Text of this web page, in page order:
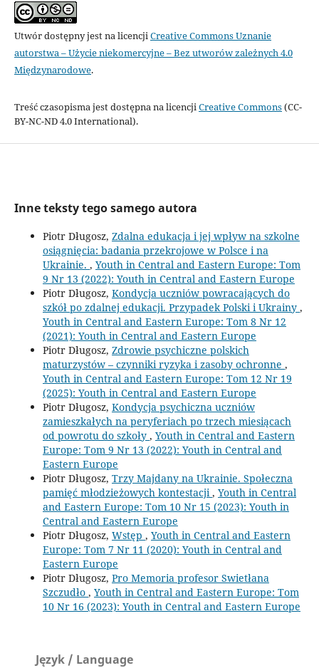
Utwór dostępny jest na licencjiCreative Commons Uznanie
autorstwa – Użycie niekomercyjne – Bez utworów zależnych 4.0
Międzynarodowe.
Treść czasopisma jest dostępna na licencjiCreative Commons(CC-
BY-NC-ND 4.0 International).
Inne teksty tego samego autora
Piotr Długosz, Zdalna edukacja i jej wpływ na szkolne
osiągnięcia: badania przekrojowe w Polsce i na
Ukrainie. , Youth in Central and Eastern Europe: Tom
9 Nr 13 (2022): Youth in Central and Eastern Europe
Piotr Długosz, Kondycja uczniów powracających do
szkół po zdalnej edukacji. Przypadek Polski i Ukrainy ,
Youth in Central and Eastern Europe: Tom 8 Nr 12
(2021): Youth in Central and Eastern Europe
Piotr Długosz, Zdrowie psychiczne polskich
maturzystów – czynniki ryzyka i zasoby ochronne ,
Youth in Central and Eastern Europe: Tom 12 Nr 19
(2025): Youth in Central and Eastern Europe
Piotr Długosz, Kondycja psychiczna uczniów
zamieszkałych na peryferiach po trzech miesiącach
od powrotu do szkoły , Youth in Central and Eastern
Europe: Tom 9 Nr 13 (2022): Youth in Central and
Eastern Europe
Piotr Długosz, Trzy Majdany na Ukrainie. Społeczna
pamięć młodzieżowych kontestacji , Youth in Central
and Eastern Europe: Tom 10 Nr 15 (2023): Youth in
Central and Eastern Europe
Piotr Długosz, Wstęp , Youth in Central and Eastern
Europe: Tom 7 Nr 11 (2020): Youth in Central and
Eastern Europe
Piotr Długosz, Pro Memoria profesor Swietłana
Szczudło , Youth in Central and Eastern Europe: Tom
10 Nr 16 (2023): Youth in Central and Eastern Europe
Język / Language